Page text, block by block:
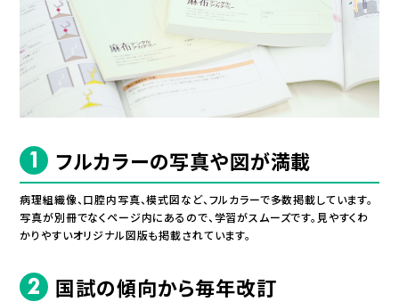
フルカラーの写真や図が満載
病理組織像、口腔内写真、模式図など、フルカラーで多数掲載しています。
写真が別冊でなくページ内にあるので、学習がスムーズです。見やすくわ
かりやすいオリジナル図版も掲載されています。
国試の傾向から毎年改訂